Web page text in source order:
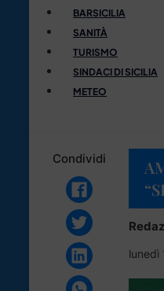
BARSICILIA
SANITÀ
TURISMO
SINDACI DI SICILIA
METEO
Condividi
lunedì